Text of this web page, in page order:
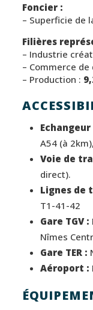
Foncier :
– Superficie de
Filières
– Industrie
– Commerce de
– Production :
A54 (à
Voie de
direct).
Lignes de
T1-41-42
Gare TGV :
Nîmes
Gare TER :
Aéroport :